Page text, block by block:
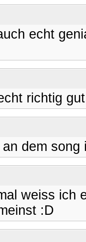
echt
richtig
dem
weiss ich
:D